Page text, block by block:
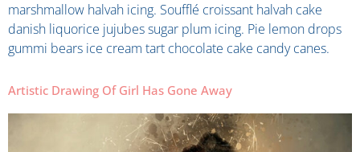
marshmallow halvah icing. Soufflé croissant halvah cake
danish liquorice jujubes sugar plum icing. Pie lemon drops
gummi bears ice cream tart chocolate cake candy canes.
Artistic Drawing Of Girl Has Gone Away